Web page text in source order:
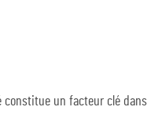
constitue un facteur clé dans